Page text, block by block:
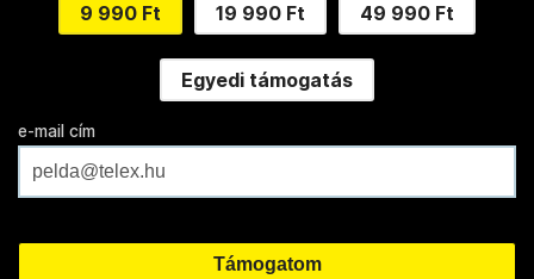
9 990 Ft 19 990 Ft 49 990 Ft
Egyedi támogatás
e-mail cím